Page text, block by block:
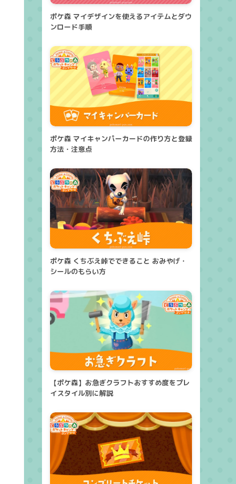
ポケ森 マイデザインを使えるアイテムとダウ
ンロード手順
ポケ森 マイキャンパーカードの作り方と登録
方法・注意点
ポケ森 くちぶえ峠でできること おみやげ・
シールのもらい方
【ポケ森】お急ぎクラフトおすすめ度をプレ
イスタイル別に解説